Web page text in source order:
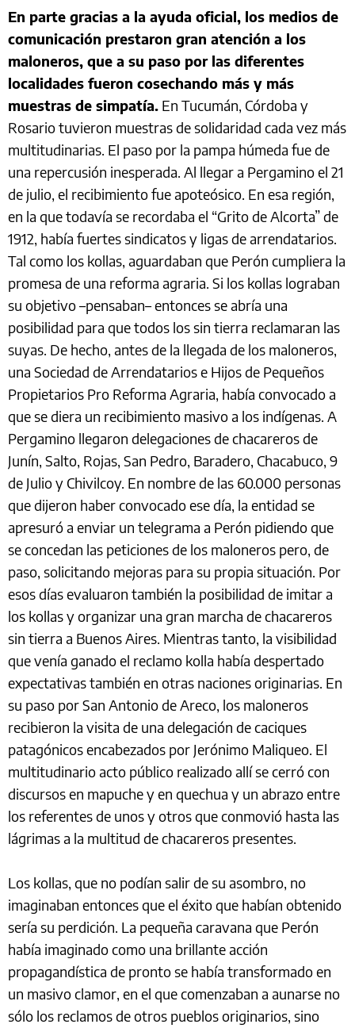
En parte gracias a la ayuda oficial, los medios de
comunicación prestaron gran atención a los
maloneros, que a su paso por las diferentes
localidades fueron cosechando más y más
muestras de simpatía. En Tucumán, Córdoba y
Rosario tuvieron muestras de solidaridad cada vez más
multitudinarias. El paso por la pampa húmeda fue de
una repercusión inesperada. Al llegar a Pergamino el 21
de julio, el recibimiento fue apoteósico. En esa región,
en la que todavía se recordaba el “Grito de Alcorta” de
1912, había fuertes sindicatos y ligas de arrendatarios.
Tal como los kollas, aguardaban que Perón cumpliera la
promesa de una reforma agraria. Si los kollas lograban
su objetivo –pensaban– entonces se abría una
posibilidad para que todos los sin tierra reclamaran las
suyas. De hecho, antes de la llegada de los maloneros,
una Sociedad de Arrendatarios e Hijos de Pequeños
Propietarios Pro Reforma Agraria, había convocado a
que se diera un recibimiento masivo a los indígenas. A
Pergamino llegaron delegaciones de chacareros de
Junín, Salto, Rojas, San Pedro, Baradero, Chacabuco, 9
de Julio y Chivilcoy. En nombre de las 60.000 personas
que dijeron haber convocado ese día, la entidad se
apresuró a enviar un telegrama a Perón pidiendo que
se concedan las peticiones de los maloneros pero, de
paso, solicitando mejoras para su propia situación. Por
esos días evaluaron también la posibilidad de imitar a
los kollas y organizar una gran marcha de chacareros
sin tierra a Buenos Aires. Mientras tanto, la visibilidad
que venía ganado el reclamo kolla había despertado
expectativas también en otras naciones originarias. En
su paso por San Antonio de Areco, los maloneros
recibieron la visita de una delegación de caciques
patagónicos encabezados por Jerónimo Maliqueo. El
multitudinario acto público realizado allí se cerró con
discursos en mapuche y en quechua y un abrazo entre
los referentes de unos y otros que conmovió hasta las
lágrimas a la multitud de chacareros presentes.
Los kollas, que no podían salir de su asombro, no
imaginaban entonces que el éxito que habían obtenido
sería su perdición. La pequeña caravana que Perón
había imaginado como una brillante acción
propagandística de pronto se había transformado en
un masivo clamor, en el que comenzaban a aunarse no
sólo los reclamos de otros pueblos originarios, sino